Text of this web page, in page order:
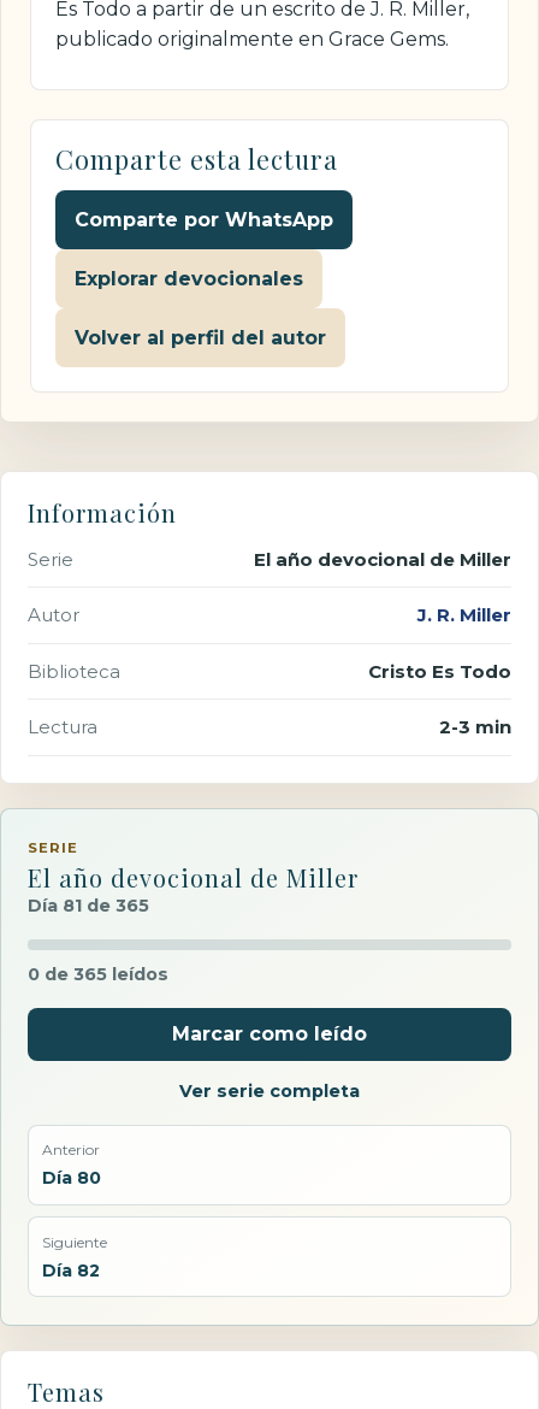
Es Todo a partir de un escrito de J. R. Miller,
publicado originalmente en Grace Gems.
Comparte esta lectura
Comparte por WhatsApp
Explorar devocionales
Volver al perfil del autor
Información
Serie El año devocional de Miller
Autor J. R. Miller
Biblioteca Cristo Es Todo
Lectura 2-3 min
SERIE
El año devocional de Miller
Día 81 de 365
0 de 365 leídos
Marcar como leído
Ver serie completa
Anterior
Día 80
Siguiente
Día 82
Temas